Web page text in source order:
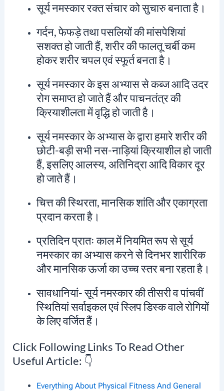
सूर्य नमस्कार रक्त संचार को सुचारु बनाता है।
गर्दन, फेफड़े तथा पसलियों की मांसपेशियां
सशक्त हो जाती हैं, शरीर की फालतू चर्बी कम
होकर शरीर चपल एवं स्फूर्त बनता है।
सूर्य नमस्कार के इस अभ्यास से कब्ज आदि उदर
रोग समाप्त हो जाते हैं और पाचनतंत्र की
क्रियाशीलता में वृद्धि हो जाती है।
सूर्य नमस्कार के अभ्यास के द्वारा हमारे शरीर की
छोटी-बड़ी सभी नस-नाड़ियां क्रियाशील हो जाती
हैं, इसलिए आलस्य, अतिनिद्रा आदि विकार दूर
हो जाते हैं।
चित्त की स्थिरता, मानसिक शांति और एकाग्रता
प्रदान करता है।
प्रतिदिन प्रातः काल में नियमित रूप से सूर्य
नमस्कार का अभ्यास करने से दिनभर शारीरिक
और मानसिक ऊर्जा का उच्च स्तर बना रहता है।
सावधानियां- सूर्य नमस्कार की तीसरी व पांचवीं
स्थितियां सर्वाइकल एवं स्लिप डिस्क वाले रोगियों
के लिए वर्जित हैं।
Click Following Links To Read Other
Useful Article: 👇
Everything About Physical Fitness And General